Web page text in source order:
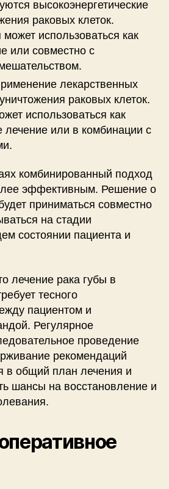
высокоэнергетические
раковых клеток.
использоваться как
или совместно с
лекарственных
раковых клеток.
использоваться как
лечение или в комбинации с
комбинированный подход
эффективным. Решение о
приниматься совместно
на стадии
состоянии пациента и
лечение рака губы в
тесного
пациентом и
Регулярное
проведение
рекомендаций
в общий план лечения и
шансы на восстановление и